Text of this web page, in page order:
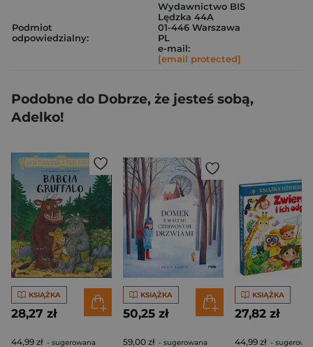
Podmiot
odpowiedzialny:
Wydawnictwo BIS
Lędzka 44A
01-446 Warszawa
PL
e-mail:
[email protected]
Podobne do Dobrze, że jesteś sobą,
Adelko!
KSIĄŻKA
28,27 zł
44,99 zł - sugerowana
KSIĄŻKA
50,25 zł
59,00 zł - sugerowana
KSIĄŻKA
27,82 zł
44,99 zł -